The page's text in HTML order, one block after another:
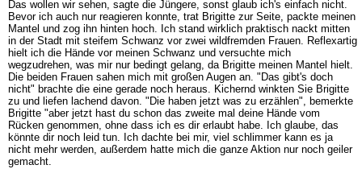
Das wollen wir sehen, sagte die Jüngere, sonst glaub ich's einfach nicht.
Bevor ich auch nur reagieren konnte, trat Brigitte zur Seite, packte meinen
Mantel und zog ihn hinten hoch. Ich stand wirklich praktisch nackt mitten
in der Stadt mit steifem Schwanz vor zwei wildfremden Frauen. Reflexartig
hielt ich die Hände vor meinen Schwanz und versuchte mich
wegzudrehen, was mir nur bedingt gelang, da Brigitte meinen Mantel hielt.
Die beiden Frauen sahen mich mit großen Augen an. "Das gibt's doch
nicht" brachte die eine gerade noch heraus. Kichernd winkten Sie Brigitte
zu und liefen lachend davon. "Die haben jetzt was zu erzählen", bemerkte
Brigitte "aber jetzt hast du schon das zweite mal deine Hände vom
Rücken genommen, ohne dass ich es dir erlaubt habe. Ich glaube, das
könnte dir noch leid tun. Ich dachte bei mir, viel schlimmer kann es ja
nicht mehr werden, außerdem hatte mich die ganze Aktion nur noch geiler
gemacht.